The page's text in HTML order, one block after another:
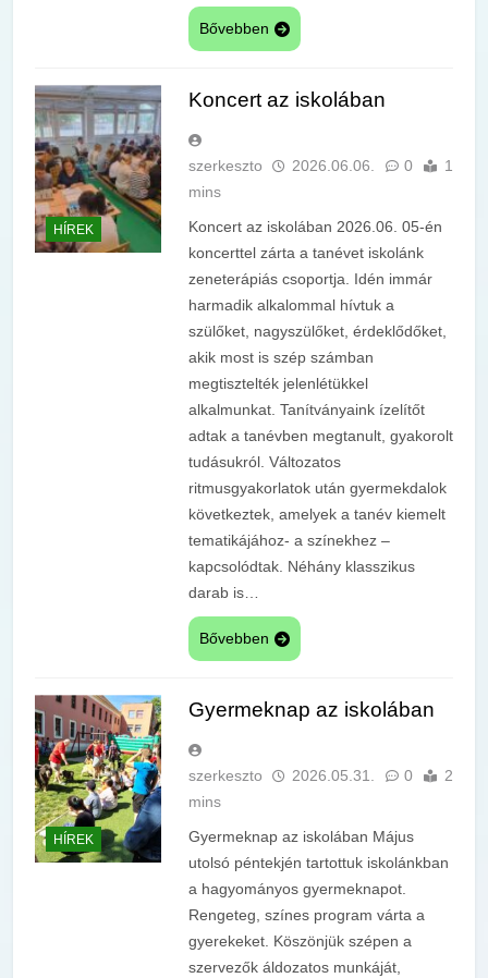
Bővebben
HÍREK
Koncert az iskolában
szerkeszto 2026.06.06. 0
1
mins
Koncert az iskolában 2026.06. 05-én
koncerttel zárta a tanévet iskolánk
zeneterápiás csoportja. Idén immár
harmadik alkalommal hívtuk a
szülőket, nagyszülőket, érdeklődőket,
akik most is szép számban
megtisztelték jelenlétükkel
alkalmunkat. Tanítványaink ízelítőt
adtak a tanévben megtanult, gyakorolt
tudásukról. Változatos
ritmusgyakorlatok után gyermekdalok
következtek, amelyek a tanév kiemelt
tematikájához- a színekhez –
kapcsolódtak. Néhány klasszikus
darab is…
Bővebben
HÍREK
Gyermeknap az iskolában
szerkeszto 2026.05.31. 0
2
mins
Gyermeknap az iskolában Május
utolsó péntekjén tartottuk iskolánkban
a hagyományos gyermeknapot.
Rengeteg, színes program várta a
gyerekeket. Köszönjük szépen a
szervezők áldozatos munkáját,